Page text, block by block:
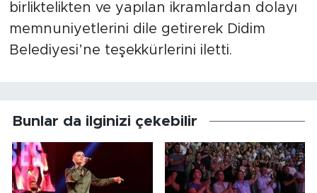
birliktelikten ve yapılan ikramlardan dolayı
memnuniyetlerini dile getirerek Didim
Belediyesi’ne teşekkürlerini iletti.
Bunlar da ilginizi çekebilir